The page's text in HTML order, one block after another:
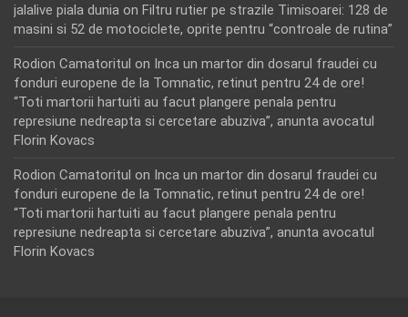
jalalive piala dunia on Filtru rutier pe strazile Timisoarei: 128 de
masini si 52 de motociclete, oprite pentru “controale de rutina”
Rodion Camatoritul on Inca un martor din dosarul fraudei cu
fonduri europene de la Tomnatic, retinut pentru 24 de ore!
“Toti martorii hartuiti au facut plangere penala pentru
represiune nedreapta si cercetare abuziva”, anunta avocatul
Florin Kovacs
Rodion Camatoritul on Inca un martor din dosarul fraudei cu
fonduri europene de la Tomnatic, retinut pentru 24 de ore!
“Toti martorii hartuiti au facut plangere penala pentru
represiune nedreapta si cercetare abuziva”, anunta avocatul
Florin Kovacs